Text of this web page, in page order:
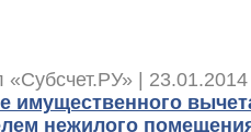
«Субсчет.РУ» |
имущественного
нежилого